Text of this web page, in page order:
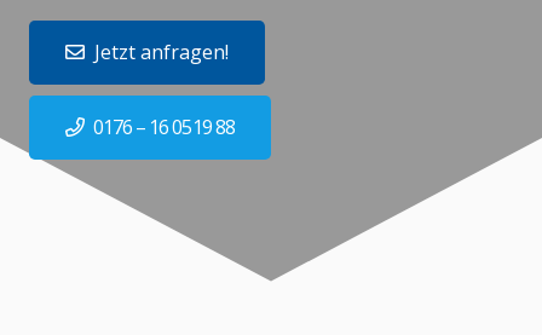
Jetzt anfragen!
0176 – 16 0519 88